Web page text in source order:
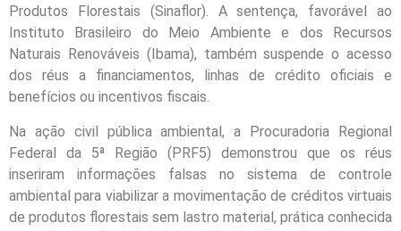
Produtos Florestais (Sinaflor). A sentença, favorável ao
Instituto Brasileiro do Meio Ambiente e dos Recursos
Naturais Renováveis (Ibama), também suspende o acesso
dos réus a financiamentos, linhas de crédito oficiais e
benefícios ou incentivos fiscais.
Na ação civil pública ambiental, a Procuradoria Regional
Federal da 5ª Região (PRF5) demonstrou que os réus
inseriram informações falsas no sistema de controle
ambiental para viabilizar a movimentação de créditos virtuais
de produtos florestais sem lastro material, prática conhecida